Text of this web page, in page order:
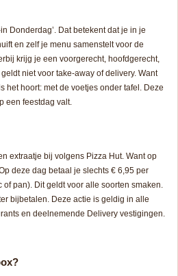
Donderdag’. Dat betekent dat je in je
en zelf je menu samenstelt voor de
krijg je een voorgerecht, hoofdgerecht,
niet voor take-away of delivery. Want
het hoort: met de voetjes onder tafel. Deze
een feestdag valt.
extraatje bij volgens Pizza Hut. Want op
deze dag betaal je slechts € 6,95 per
pan). Dit geldt voor alle soorten smaken.
bijbetalen. Deze actie is geldig in alle
en deelnemende Delivery vestigingen.